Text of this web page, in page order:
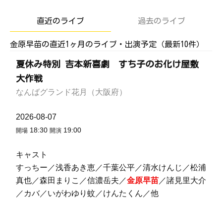
直近のライブ 過去のライブ
金原早苗の直近1ヶ月のライブ・出演予定（最新10件）
夏休み特別 吉本新喜劇 すち子のお化け屋敷
大作戦
なんばグランド花月（大阪府）
2026-08-07
開場 18:30 開演 19:00
キャスト
すっちー／浅香あき恵／千葉公平／清水けんじ／松浦
真也／森田まりこ／信濃岳夫／金原早苗 ／諸見里大介
／カバ／いがわゆり蚊／けんたくん／他